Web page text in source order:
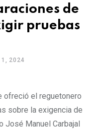
de
pruebas
1, 2024
ofreció el reguetonero
sobre la exigencia de
José Manuel Carbajal